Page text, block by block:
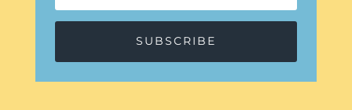
SUBSCRIBE